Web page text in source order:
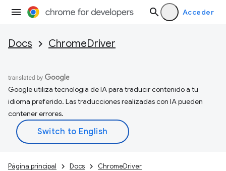
Acceder
Docs ChromeDriver
Google utiliza tecnología de IA para traducir contenido a tu
idioma preferido. Las traducciones realizadas con IA pueden
contener errores.
Página principal Docs ChromeDriver